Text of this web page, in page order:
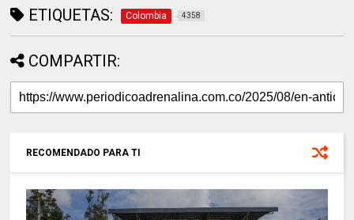
ETIQUETAS: Colombia 4358
COMPARTIR:
RECOMENDADO PARA TI